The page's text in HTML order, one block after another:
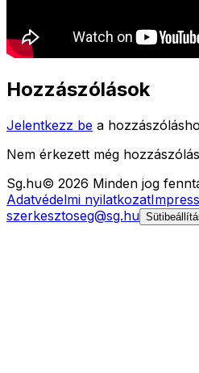
Hozzászólások
Jelentkezz be a
Nem érkezett még
Sg.hu© 2026 Minden jog
Adatvédelmi nyilatkozat
szerkesztoseg@sg.hu